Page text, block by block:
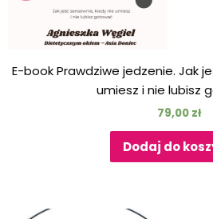
E-book Prawdziwe jedzenie. Jak
umiesz i nie lubisz
79,00 zł
Dodaj do